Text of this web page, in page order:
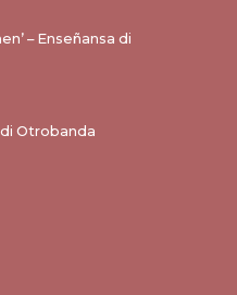
– Enseñansa di
Otrobanda